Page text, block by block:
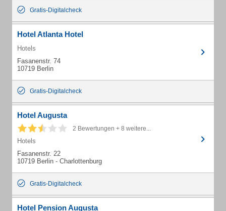
Gratis-Digitalcheck
Hotel Atlanta Hotel
Hotels
Fasanenstr. 74
10719 Berlin
Gratis-Digitalcheck
Hotel Augusta
2 Bewertungen + 8 weitere...
Hotels
Fasanenstr. 22
10719 Berlin - Charlottenburg
Gratis-Digitalcheck
Hotel Pension Augusta